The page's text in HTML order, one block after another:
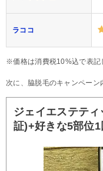
ラココ
※価格は消費税10%込で表記
次に、脇脱毛のキャンペーン
ジェイエステテ
証)+好きな5部位1